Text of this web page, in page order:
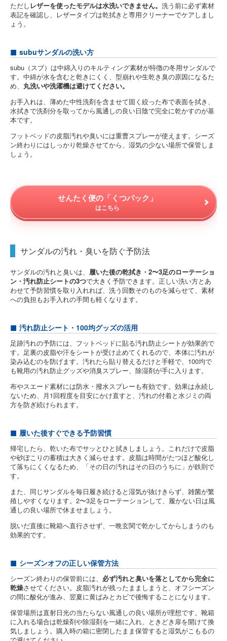
ただし レザーを使ったモデルは水洗いできません。 洗う前に必ず素材
表記を確認し、レザータイプは乾拭きと専用クリーナーでケアしまし
ょう。
subuサンダルの洗い方
subu（スブ）は中綿入りのキルティング素材が特徴の冬用サンダルで
す。中綿が水を含むと乾きにくく、型崩れや生乾き臭の原因になるた
め、 丸洗いや洗濯機は避けてください。
お手入れは、薄めた中性洗剤を含ませて固く絞った布で表面を拭き、
水拭きで洗剤分を取ってから風通しの良い日陰で完全に乾かすのが基
本です。
フットベッドの皮脂汚れや臭いには重曹スプレーが使えます。シーズ
ン終わりにはしっかり乾燥させてから、湿気の少ない場所で保管しま
しょう。
せんたく便の「くつパック」
はこちら
サンダルの汚れ・臭いを防ぐ予防法
サンダルの汚れと臭いは、 履いた後の乾拭き・2〜3足のローテーショ
ン・汚れ防止シートの3つで大きく予防できます。正しい洗い方とあ
わせて予防習慣を取り入れれば、洗う回数そのものを減らせて、素材
への負担もお手入れの手間も軽くなります。
汚れ防止シート・100均グッズの活用
足跡汚れの予防には、フットベッドに貼る汚れ防止シートが効果的で
す。足裏の皮脂や汗をシートが受け止めてくれるので、本体に汚れが
染み込むのを防げます。汚れたら貼り替えるだけと手軽で、100均で
も靴用の汚れ防止グッズや消臭スプレー、除湿剤が手に入ります。
布やスエード素材には防水・撥水スプレーも有効です。効果は永続し
ないため、月1回程度を目安にかけ直すと、汚れの付着と水ジミの両
方を防ぎ続けられます。
履いた後すぐできる予防習慣
帰宅したら、乾いた布でサッとひと拭きしましょう。これだけで皮脂
や砂ぼこりの蓄積は大きく減らせます。皮脂は時間がたつほど酸化し
て落ちにくくなるため、「その日の汚れはその日のうちに」が鉄則で
す。
また、同じサンダルを毎日履き続けると湿気が抜けきらず、雑菌が繁
殖しやすくなります。2〜3足をローテーションして、履かない日は風
通しの良い場所で休ませましょう。
脱いだ直後に靴箱へ直行させず、一晩玄関で乾かしてからしまうのも
効果的です。
シーズンオフの正しい保管方法
シーズン終わりの保管前には、 必ず汚れと臭いを落としてから完全に
乾燥させてください。皮脂汚れが残ったまましまうと、オフシーズン
の間に酸化が進み、翌夏に黄ばみとカビで後悔することになります。
保管場所は直射日光の当たらない風通しの良い場所が理想です。靴箱
に入れる場合は乾燥剤や除湿剤を一緒に入れ、ときどき扉を開けて換
気しましょう。購入時の箱に密閉したまま保管すると湿気がこもるの